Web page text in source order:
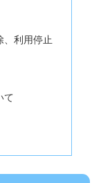
、利用停止
て